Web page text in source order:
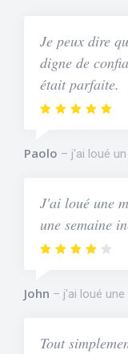
Je peux dire
digne de
était parfaite.
Paolo j'ai loué
J'ai loué une
une semaine
John j'ai loué
Tout